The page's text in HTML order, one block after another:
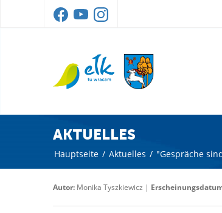
AKTUELLES
Hauptseite / Aktuelles / "Gespräche
Autor: Monika Tyszkiewicz |